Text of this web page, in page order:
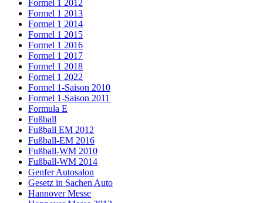
Formel 1 2012
Formel 1 2013
Formel 1 2014
Formel 1 2015
Formel 1 2016
Formel 1 2017
Formel 1 2018
Formel 1 2022
Formel 1-Saison 2010
Formel 1-Saison 2011
Formula E
Fußball
Fußball EM 2012
Fußball-EM 2016
Fußball-WM 2010
Fußball-WM 2014
Genfer Autosalon
Gesetz in Sachen Auto
Hannover Messe